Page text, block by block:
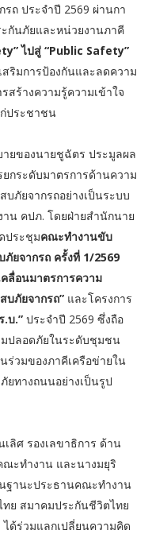
ถ ประจำปี 2569 ผ่านกา
กันภัยและหน่วยงานภาคี
ไปสู่ “Public Safety”
ริมการป้องกันและลดความ
สร้างความรู้ความเข้าใจ
ก่ประชาชน
ายของนายชูฉัตร ประมูลผล
กระดับมาตรการด้านความ
ภัยจากรถอย่างเป็นระบบ
น คปภ. โดยฝ่ายสำนักนาย
ประชุมคณะทำงานขับ
ยจากรถ ครั้งที่ 1/2569
คลื่อนมาตรการความ
บภัยจากรถ” และโครงการ
.บ.”ประจำปี 2569 ซึ่งถือ
ปลอดภัยในระดับชุมชน
ร่วมของภาคีเครือข่ายใน
ยทางถนนอย่างเป็นรูป
ลิศ รองเลขาธิการ ด้าน
ะทำงาน และนางมยุริ
านะประธานคณะทำงาน
ย สมาคมประกันชีวิตไทย
ด้ร่วมแลกเปลี่ยนความคิด